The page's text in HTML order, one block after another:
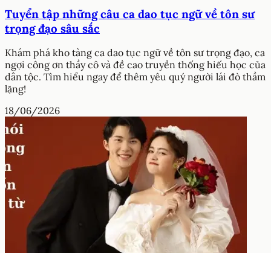
Tuyển tập những câu ca dao tục ngữ về tôn sư
trọng đạo sâu sắc
Khám phá kho tàng ca dao tục ngữ về tôn sư trọng đạo, ca
ngợi công ơn thầy cô và đề cao truyền thống hiếu học của
dân tộc. Tìm hiểu ngay để thêm yêu quý người lái đò thầm
lặng!
18/06/2026